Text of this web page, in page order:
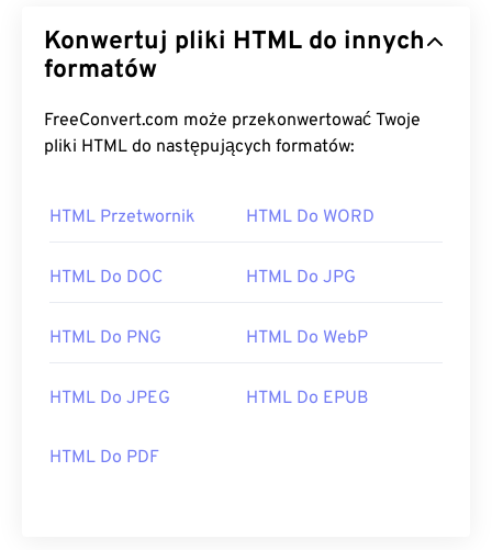
Konwertuj pliki HTML do innych
formatów
FreeConvert.com może przekonwertować Twoje
pliki HTML do następujących formatów:
HTML Przetwornik HTML Do WORD
HTML Do DOC HTML Do JPG
HTML Do PNG HTML Do WebP
HTML Do JPEG HTML Do EPUB
HTML Do PDF